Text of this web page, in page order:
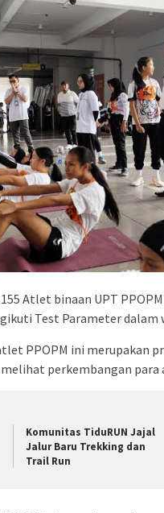
155 Atlet binaan UPT
Test Parameter dalam
PPOPM ini merupakan
perkembangan
Komunitas TiduRUN Jajal
Jalur Baru Trekking dan
Trail Run